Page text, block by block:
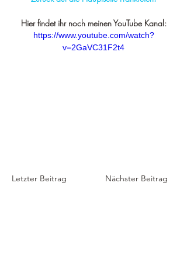
Hier findet ihr noch meinen YouTube Kanal:
https://www.youtube.com/watch?
v=2GaVC31F2t4
Letzter Beitrag Nächster Beitrag